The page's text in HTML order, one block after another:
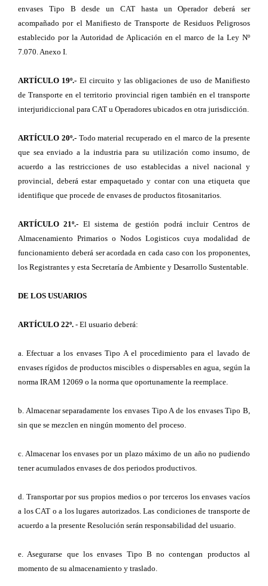
envases Tipo B desde un CAT hasta un Operador deberá ser
acompañado por el Manifiesto de Transporte de Residuos Peligrosos
establecido por la Autoridad de Aplicación en el marco de la Ley Nº
7.070. Anexo I.
ARTÍCULO 19º.- El circuito y las obligaciones de uso de Manifiesto
de Transporte en el territorio provincial rigen también en el transporte
interjuridiccional para CAT u Operadores ubicados en otra jurisdicción.
ARTÍCULO 20º.-Todo material recuperado en el marco de la presente
que sea enviado a la industria para su utilización como insumo, de
acuerdo a las restricciones de uso establecidas a nivel nacional y
provincial, deberá estar empaquetado y contar con una etiqueta que
identifique que procede de envases de productos fitosanitarios.
ARTÍCULO 21º.- El sistema de gestión podrá incluir Centros de
Almacenamiento Primarios o Nodos Logisticos cuya modalidad de
funcionamiento deberá ser acordada en cada caso con los proponentes,
los Registrantes y esta Secretaría de Ambiente y Desarrollo Sustentable.
DE LOS USUARIOS
ARTÍCULO 22º. - El usuario deberá:
a. Efectuar a los envases Tipo A el procedimiento para el lavado de
envases rígidos de productos miscibles o dispersables en agua, según la
norma IRAM 12069 o la norma que oportunamente la reemplace.
b. Almacenar separadamente los envases Tipo A de los envases Tipo B,
sin que se mezclen en ningún momento del proceso.
c. Almacenar los envases por un plazo máximo de un año no pudiendo
tener acumulados envases de dos periodos productivos.
d. Transportar por sus propios medios o por terceros los envases vacíos
a los CAT o a los lugares autorizados. Las condiciones de transporte de
acuerdo a la presente Resolución serán responsabilidad del usuario.
e. Asegurarse que los envases Tipo B no contengan productos al
momento de su almacenamiento y traslado.